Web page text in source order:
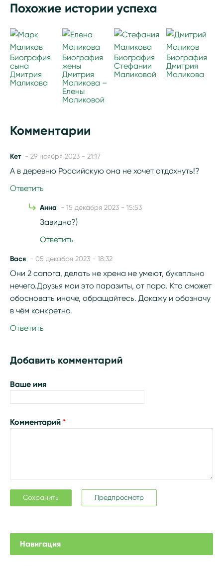
Похожие истории успеха
Биография
сына
Дмитрия
Маликова
Биография
жены
Дмитрия
Маликова –
Елены
Маликовой
Биография
Стефании
Маликовой
Биография
Дмитрия
Маликова
Комментарии
Кет - 29 ноября 2023 - 21:17
А в деревню Российскую она не хочет отдохнуть!?
Ответить
Анна - 15 декабря 2023 - 15:53
Завидно?)
Ответить
Вася - 05 декабря 2023 - 18:32
Они 2 сапога, делать не хрена не умеют, буквпльно
нечего.Друзья мои это паразиты, от пара. Кто сможет
обосновать иначе, обращайтесь. Докажу и обозначу
в чём конкретно.
Ответить
Добавить комментарий
Ваше имя
Комментарий*
Навигация